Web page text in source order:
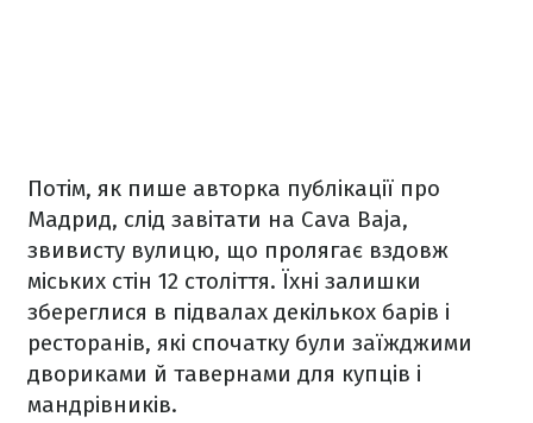
Потім, як пише авторка публікації про
Мадрид, слід завітати на Cava Baja,
звивисту вулицю, що пролягає вздовж
міських стін 12 століття. Їхні залишки
збереглися в підвалах декількох барів і
ресторанів, які спочатку були заїжджими
двориками й тавернами для купців і
мандрівників.